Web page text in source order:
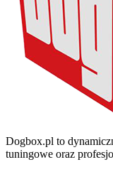
Dogbox.pl to
tuningowe oraz